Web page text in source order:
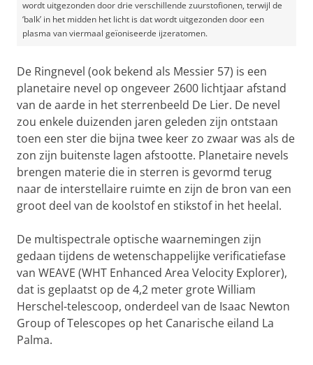
wordt uitgezonden door drie verschillende zuurstofionen, terwijl de
‘balk’ in het midden het licht is dat wordt uitgezonden door een
plasma van viermaal geïoniseerde ijzeratomen.
De Ringnevel (ook bekend als Messier 57) is een
planetaire nevel op ongeveer 2600 lichtjaar afstand
van de aarde in het sterrenbeeld De Lier. De nevel
zou enkele duizenden jaren geleden zijn ontstaan
toen een ster die bijna twee keer zo zwaar was als de
zon zijn buitenste lagen afstootte. Planetaire nevels
brengen materie die in sterren is gevormd terug
naar de interstellaire ruimte en zijn de bron van een
groot deel van de koolstof en stikstof in het heelal.
De multispectrale optische waarnemingen zijn
gedaan tijdens de wetenschappelijke verificatiefase
van WEAVE (WHT Enhanced Area Velocity Explorer),
dat is geplaatst op de 4,2 meter grote William
Herschel-telescoop, onderdeel van de Isaac Newton
Group of Telescopes op het Canarische eiland La
Palma.